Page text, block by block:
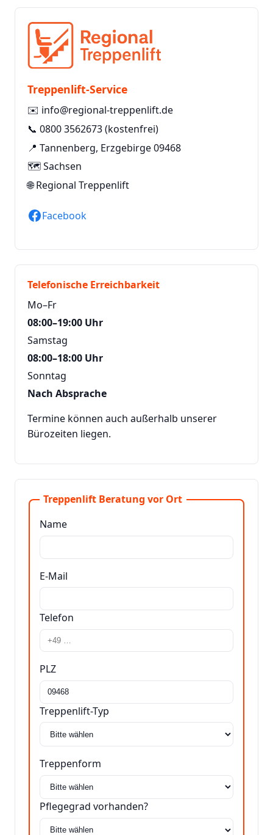
Treppenlift-Service
✉️ info@regional-treppenlift.de
📞 0800 3562673(kostenfrei)
📍 Tannenberg, Erzgebirge 09468
🗺️ Sachsen
🌐Regional Treppenlift
Facebook
Telefonische Erreichbarkeit
Mo–Fr
08:00–19:00 Uhr
Samstag
08:00–18:00 Uhr
Sonntag
Nach Absprache
Termine können auch außerhalb unserer
Bürozeiten liegen.
Treppenlift Beratung vor Ort
Name
E-Mail
Telefon
PLZ
Treppenlift-Typ
Treppenform
Pflegegrad vorhanden?